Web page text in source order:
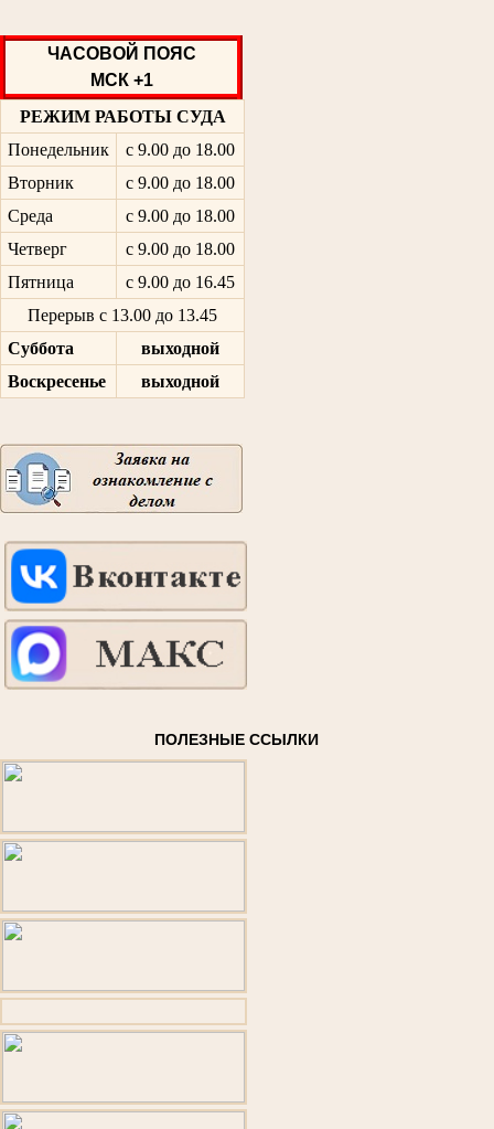
ЧАСОВОЙ ПОЯС
МСК +1
РЕЖИМ РАБОТЫ СУДА
Понедельник
с 9.00 до 18.00
Вторник
с 9.00 до 18.00
Среда
с 9.00 до 18.00
Четверг
с 9.00 до 18.00
Пятница
с 9.00 до 16.45
Перерыв с 13.00 до 13.45
Суббота
выходной
Воскресенье
выходной
ПОЛЕЗНЫЕ ССЫЛКИ